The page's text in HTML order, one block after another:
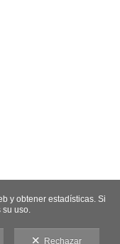
y obtener estadísticas. Si
su uso.
Rechazar